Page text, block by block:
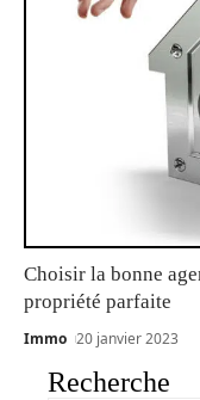
Choisir la bonne
propriété parfaite
Immo 20 janvier 2023
Recherche